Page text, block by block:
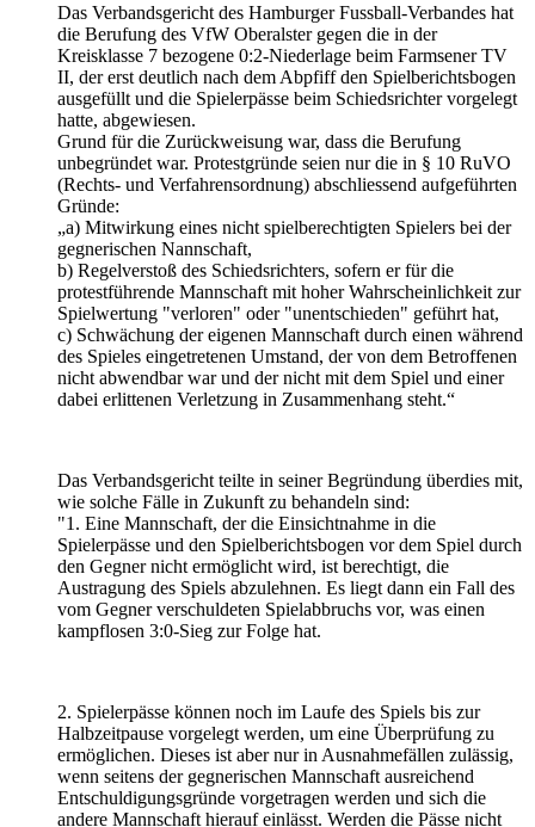
Das Verbandsgericht des Hamburger Fussball-Verbandes hat
die Berufung des VfW Oberalster gegen die in der
Kreisklasse 7 bezogene 0:2-Niederlage beim Farmsener TV
II, der erst deutlich nach dem Abpfiff den Spielberichtsbogen
ausgefüllt und die Spielerpässe beim Schiedsrichter vorgelegt
hatte, abgewiesen.
Grund für die Zurückweisung war, dass die Berufung
unbegründet war. Protestgründe seien nur die in § 10 RuVO
(Rechts- und Verfahrensordnung) abschliessend aufgeführten
Gründe:
„a) Mitwirkung eines nicht spielberechtigten Spielers bei der
gegnerischen Nannschaft,
b) Regelverstoß des Schiedsrichters, sofern er für die
protestführende Mannschaft mit hoher Wahrscheinlichkeit zur
Spielwertung "verloren" oder "unentschieden" geführt hat,
c) Schwächung der eigenen Mannschaft durch einen während
des Spieles eingetretenen Umstand, der von dem Betroffenen
nicht abwendbar war und der nicht mit dem Spiel und einer
dabei erlittenen Verletzung in Zusammenhang steht.“
Das Verbandsgericht teilte in seiner Begründung überdies mit,
wie solche Fälle in Zukunft zu behandeln sind:
"1. Eine Mannschaft, der die Einsichtnahme in die
Spielerpässe und den Spielberichtsbogen vor dem Spiel durch
den Gegner nicht ermöglicht wird, ist berechtigt, die
Austragung des Spiels abzulehnen. Es liegt dann ein Fall des
vom Gegner verschuldeten Spielabbruchs vor, was einen
kampflosen 3:0-Sieg zur Folge hat.
2. Spielerpässe können noch im Laufe des Spiels bis zur
Halbzeitpause vorgelegt werden, um eine Überprüfung zu
ermöglichen. Dieses ist aber nur in Ausnahmefällen zulässig,
wenn seitens der gegnerischen Mannschaft ausreichend
Entschuldigungsgründe vorgetragen werden und sich die
andere Mannschaft hierauf einlässt. Werden die Pässe nicht